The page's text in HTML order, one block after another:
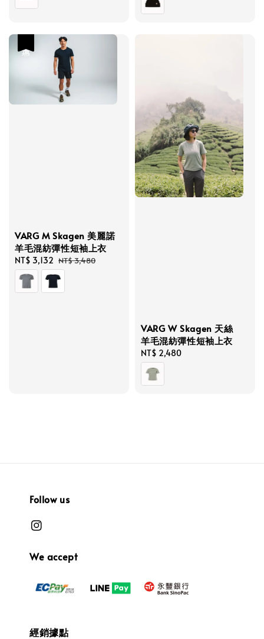
VARG M Skagen 美麗諾
羊毛混紡彈性短袖上衣
Sale
price
NT$ 3,132 Regular
price
NT$ 3,480
VARG W Skagen 天絲
羊毛混紡彈性短袖上衣
Regular
price
NT$ 2,480
Follow us
We accept
經銷據點